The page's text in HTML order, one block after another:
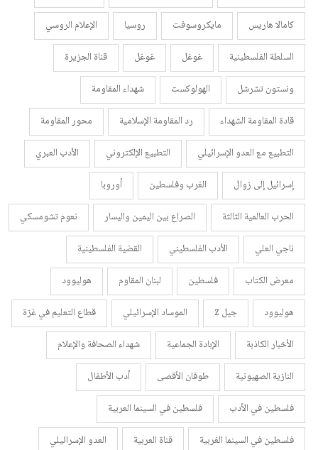
كامالا هاريس
مايكروسوفت روسيا
الإعلام الروسي
السلطة الفلسطينية
غوغل غوغل
قناة الجزيرة
ونستون تشرشل
الهولوكست
شهداء المقاومة
قادة المقاومة الشهداء
رد المقاومة الإسلامية
محور المقاومة
التطبيع مع العدو الإسرائيلي
التطبيع الإلكتروني
الأدب العبري
إسرائيل إلى زوال
الغرب وفلسطين
أوروبا
الحرب العالمية الثالثة
الصراع بين اليمين واليسار
نعوم تشومسكي
ناجي العلي
الأدب الفلسطيني
القضية الفلسطينية
معرض الكتاب
فلسطين لبنان المقاوم
هوليوود
هوليوود
جيل z الموساد الإسرائيلي
قطاع التعليم في غزة
الأخبار الكاذبة
الإبادة الجماعية
شهداء الصحافة والإعلام
النازية الصهيونية
طوفان الأقصى
أدب الأطفال
فلسطين في الأدب
فلسطين في السينما العربية
فلسطين في السينما الغربية
قناة العربية
العدو الإسرائيلي